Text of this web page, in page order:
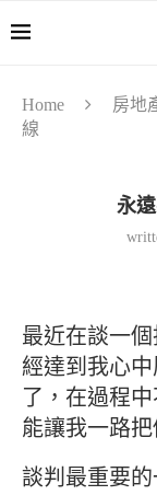
Home 房地
線
永
最近在談一
經達到我心
了，在過程
能讓我一路把
談判最重要的